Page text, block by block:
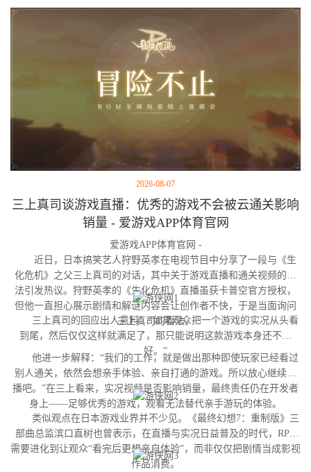
2026-08-07
三上真司谈游戏直播：优秀的游戏不会被云通关影响
销量 - 爱游戏APP体育官网
爱游戏APP体育官网 -
近日，日本搞笑艺人狩野英孝在电视节目中分享了一段与《生
化危机》之父三上真司的对话，其中关于游戏直播和通关视频的看
法引发热议。狩野英孝的《生化危机》直播虽获卡普空官方授权，
但他一直担心展示剧情和解谜内容会让创作者不快，于是当面询问
三上真司的看法。
三上真司的回应出人意料：“如果观众把一个游戏的实况从头看
到尾，然后仅仅这样就满足了，那只能说明这款游戏本身还不够
好。”
他进一步解释：“我们的工作，就是做出那种即使玩家已经看过
别人通关，依然会想亲手体验、亲自打通的游戏。所以放心继续直
播吧。”在三上看来，实况视频是否影响销量，最终责任仍在开发者
身上——足够优秀的游戏，观看无法替代亲手游玩的体验。
类似观点在日本游戏业界并不少见。《最终幻想7：重制版》三
部曲总监滨口直树也曾表示，在直播与实况日益普及的时代，RPG
需要进化到让观众“看完后更想亲自体验”，而非仅仅把剧情当成影视
作品消费。